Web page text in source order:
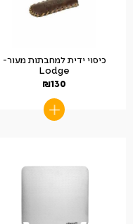
כיסוי ידית למחבתות מעור-
Lodge
₪130